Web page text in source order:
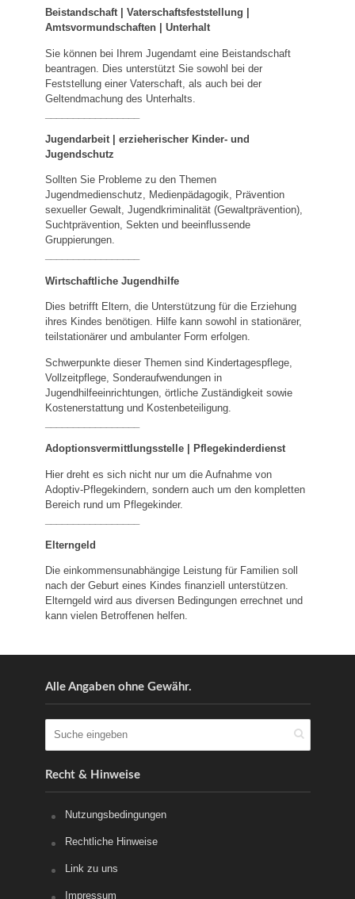
Beistandschaft | Vaterschaftsfeststellung |
Amtsvormundschaften| Unterhalt
Sie können bei Ihrem Jugendamt eine Beistandschaft
beantragen. Dies unterstützt Sie sowohl bei der
Feststellung einer Vaterschaft, als auch bei der
Geltendmachung des Unterhalts.
Jugendarbeit | erzieherischer Kinder- und
Jugendschutz
Sollten Sie Probleme zu den Themen
Jugendmedienschutz, Medienpädagogik, Prävention
sexueller Gewalt, Jugendkriminalität (Gewaltprävention),
Suchtprävention, Sekten und beeinflussende
Gruppierungen.
Wirtschaftliche Jugendhilfe
Dies betrifft Eltern, die Unterstützung für die Erziehung
ihres Kindes benötigen. Hilfe kann sowohl in stationärer,
teilstationärer und ambulanter Form erfolgen.
Schwerpunkte dieser Themen sind Kindertagespflege,
Vollzeitpflege, Sonderaufwendungen in
Jugendhilfeeinrichtungen, örtliche Zuständigkeit sowie
Kostenerstattung und Kostenbeteiligung.
Adoptionsvermittlungsstelle | Pflegekinderdienst
Hier dreht es sich nicht nur um die Aufnahme von
Adoptiv-Pflegekindern, sondern auch um den kompletten
Bereich rund um Pflegekinder.
Elterngeld
Die einkommensunabhängige Leistung für Familien soll
nach der Geburt eines Kindes finanziell unterstützen.
Elterngeld wird aus diversen Bedingungen errechnet und
kann vielen Betroffenen helfen.
Alle Angaben ohne Gewähr.
Recht & Hinweise
Nutzungsbedingungen
Rechtliche Hinweise
Link zu uns
Impressum